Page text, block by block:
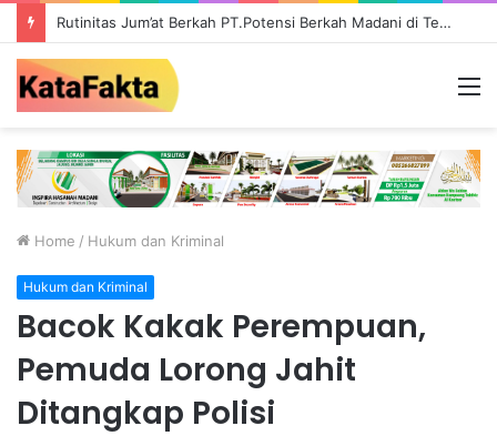
Rutinitas Jum’at Berkah PT.Potensi Berkah Madani di Tebo, Salurkan Bantuan ke Masyarakat
Home / Hukum dan Kriminal
Hukum dan Kriminal
Bacok Kakak Perempuan,
Pemuda Lorong Jahit
Ditangkap Polisi